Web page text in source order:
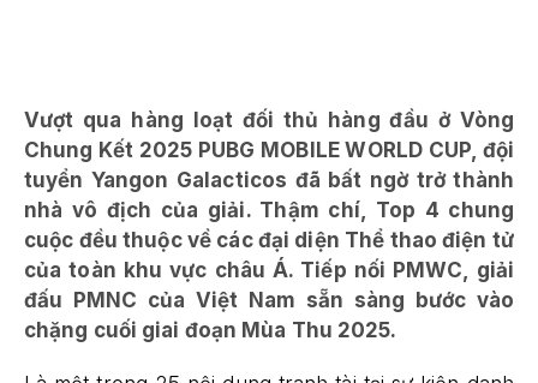
Vượt qua hàng loạt đối thủ hàng đầu ở Vòng
Chung Kết 2025 PUBG MOBILE WORLD CUP, đội
tuyển Yangon Galacticos đã bất ngờ trở thành
nhà vô địch của giải. Thậm chí, Top 4 chung
cuộc đều thuộc về các đại diện Thể thao điện tử
của toàn khu vực châu Á. Tiếp nối PMWC, giải
đấu PMNC của Việt Nam sẵn sàng bước vào
chặng cuối giai đoạn Mùa Thu 2025.